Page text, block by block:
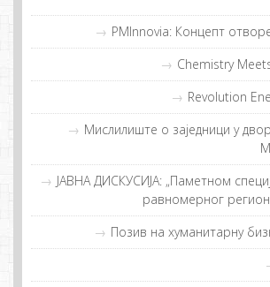
PMInnovia: Кoнцeпт
Chemistry
Revolution
Мислилиштe о заједници у
ЈАВНА ДИСКУСИЈА: „Паметном
равномерног
Позив на хуманитарну